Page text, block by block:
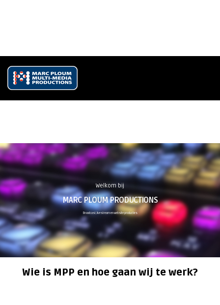
We kom bij
MARC PLOUMPRODUCTIONS
Broadcast, livestream en website producties
Wie is MPP en hoe gaan wij te werk?